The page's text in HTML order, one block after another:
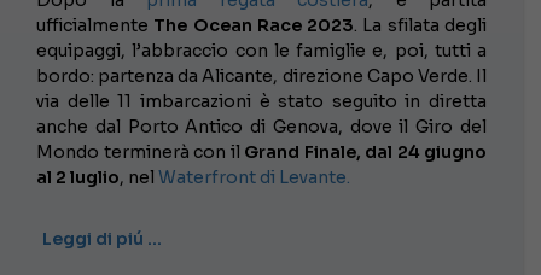
ufficialmente The Ocean Race 2023. La sfilata degli
equipaggi, l’abbraccio con le famiglie e, poi, tutti a
bordo: partenza da Alicante, direzione Capo Verde. Il
via delle 11 imbarcazioni è stato seguito in diretta
anche dal Porto Antico di Genova, dove il Giro del
Mondo terminerà con il Grand Finale, dal 24 giugno
al 2 luglio, nel Waterfront di Levante.
Leggi di piú …